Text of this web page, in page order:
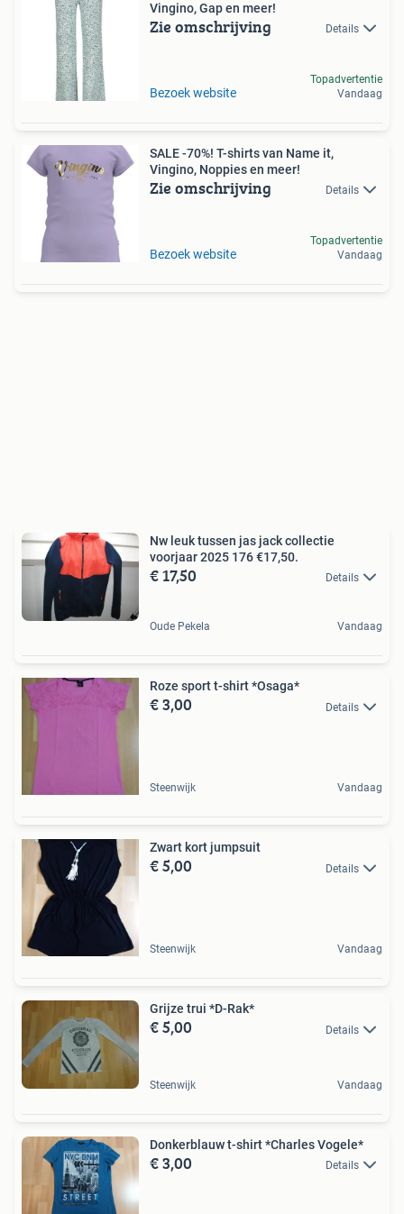
Vingino, Gap en meer!
Zie omschrijving Details
Bezoek website
Topadvertentie
Vandaag
SALE -70%! T-shirts van Name it,
Vingino, Noppies en meer!
Zie omschrijving Details
Bezoek website
Topadvertentie
Vandaag
Nw leuk tussen jas jack collectie
voorjaar 2025 176 €17,50.
€ 17,50 Details
Oude Pekela Vandaag
Roze sport t-shirt *Osaga*
€ 3,00 Details
Steenwijk Vandaag
Zwart kort jumpsuit
€ 5,00 Details
Steenwijk Vandaag
Grijze trui *D-Rak*
€ 5,00 Details
Steenwijk Vandaag
Donkerblauw t-shirt *Charles Vogele*
€ 3,00 Details